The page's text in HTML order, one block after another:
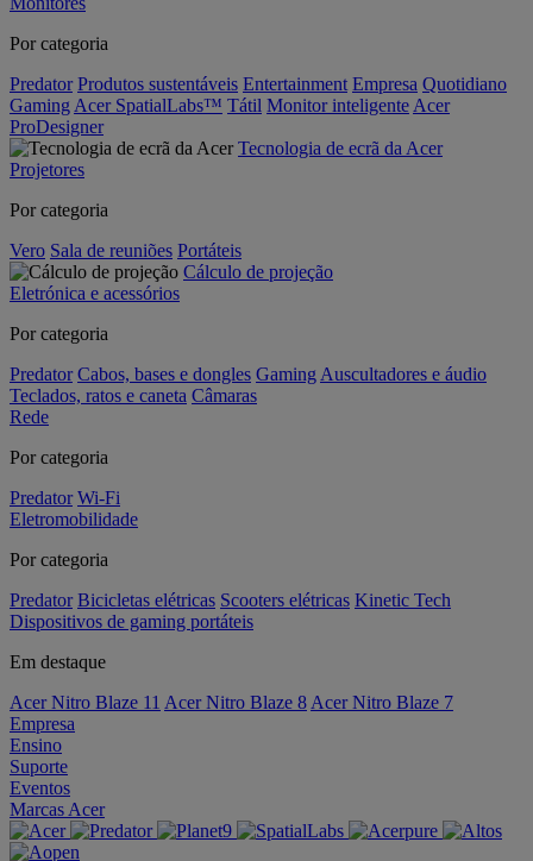
Por categoria
Predator Produtos sustentáveis Entertainment Empresa Quotidiano
Gaming Acer SpatialLabs™ Tátil Monitor inteligente Acer
ProDesigner
Tecnologia de ecrã da Acer
Projetores
Por categoria
Vero Sala de reuniões Portáteis
Cálculo de projeção
Eletrónica e acessórios
Por categoria
Predator Cabos, bases e dongles Gaming Auscultadores e áudio
Teclados, ratos e caneta Câmaras
Rede
Por categoria
Predator Wi-Fi
Eletromobilidade
Por categoria
Predator Bicicletas elétricas Scooters elétricas Kinetic Tech
Dispositivos de gaming portáteis
Em destaque
Acer Nitro Blaze 11 Acer Nitro Blaze 8 Acer Nitro Blaze 7
Empresa
Ensino
Suporte
Eventos
Marcas Acer